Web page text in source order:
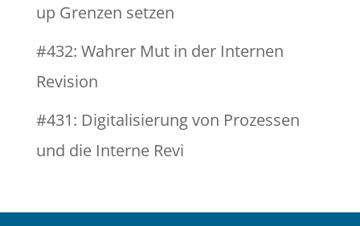
up Grenzen setzen
#432: Wahrer Mut in der Internen
Revision
#431: Digitalisierung von Prozessen
und die Interne Revi